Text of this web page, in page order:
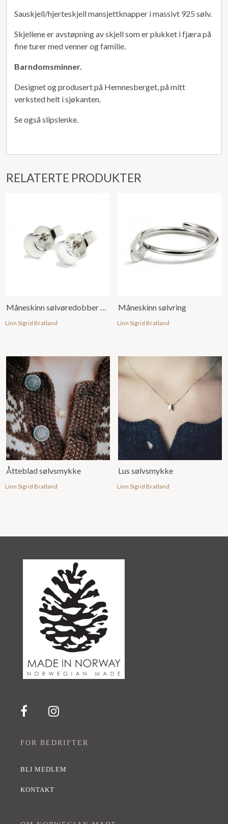
Sauskjell/hjerteskjell mansjettknapper i massivt 925 sølv.
Skjellene er avstøpning av skjell som er plukket i fjæra på
fine turer med venner og familie.
Barndomsminner.
Designet og produsert på Hemnesberget, på mitt
verksted helt i sjøkanten.
Se også slipslenke.
RELATERTE PRODUKTER
Linn Sigrid Bratland
Måneskinn sølvring
Linn Sigrid Bratland
Åtteblad sølvsmykke
Linn Sigrid Bratland
Lus sølvsmykke
Linn Sigrid Bratland
FOR BEDRIFTER
BLI MEDLEM
KONTAKT